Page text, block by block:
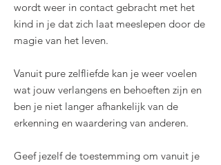
wordt weer in contact gebracht met het
kind in je dat zich laat meeslepen door de
magie van het leven.
Vanuit pure zelfliefde kan je weer voelen
wat jouw verlangens en behoeften zijn en
ben je niet langer afhankelijk van de
erkenning en waardering van anderen.
Geef jezelf de toestemming om vanuit je